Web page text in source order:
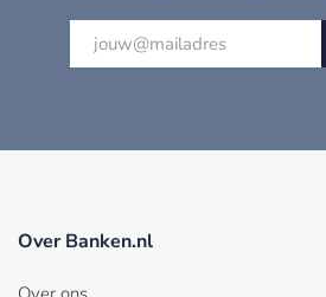
Over Banken.nl